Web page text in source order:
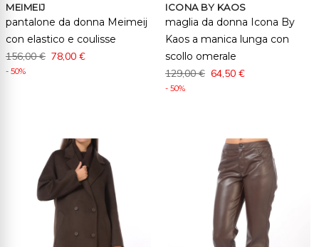
MEIMEIJ
pantalone da donna Meimeij
con elastico e coulisse
156,00 € 78,00 €
- 50%
ICONA BY KAOS
maglia da donna Icona By
Kaos a manica lunga con
scollo omerale
129,00 € 64,50 €
- 50%